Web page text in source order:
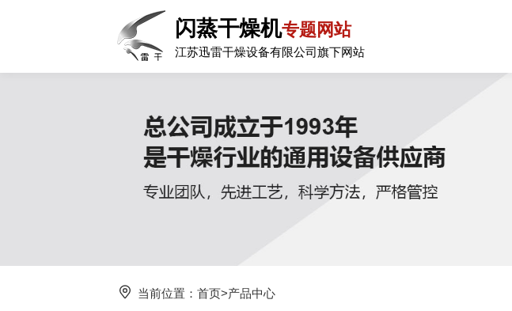
闪蒸干燥机专题网站
江苏迅雷干燥设备有限公司旗下网站
当前位置： 首页>产品中心